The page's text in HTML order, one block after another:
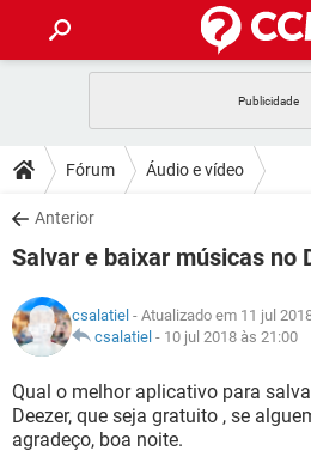
CELULAR
OUTLOOK
INSTAGRAM
GUIA DE COMPRAS
DICAS
JOGOS
INSTAGRAM
GUIA DE COMPRAS
DOWNLOADS
JOGOS
CELULAR
OUTLOOK
INSTAGRAM
GUIA DE COMPRAS
JOGOS
CELULAR
OUTLOOK
INSTAGRAM
GLOSSÁRIO
JOGOS
CELULAR
Fórum Áudio e vídeo
Anterior
Salvar e baixar músicas no
csalatiel - Atualizado em 11 jul
csalatiel - 10 jul 2018 às 21:00
Qual o melhor aplicativo para
Deezer, que seja gratuito , se
agradeço, boa noite.